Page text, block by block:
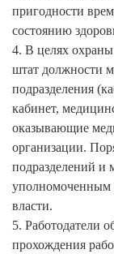
пригодности
состоянию
4. В целях охраны
штат должности
подразделения
кабинет,
оказывающие
организации.
подразделений и
уполномоченным
власти.
5. Работодатели
прохождения